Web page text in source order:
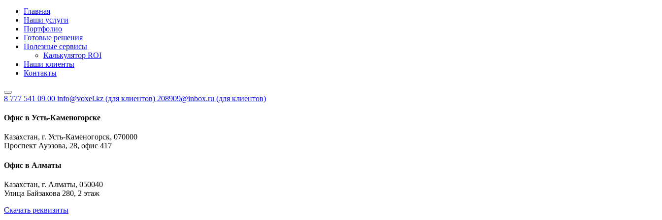
Главная
Наши услуги
Портфолио
Готовые решения
Полезные сервисы
Калькулятор ROI
Наши клиенты
Контакты
8 777 541 09 00 info@voxel.kz (для клиентов) 208909@inbox.ru (для клиентов)
Офис в Усть-Каменогорске
Казахстан, г. Усть-Каменогорск, 070000
Проспект Ауэзова, 28, офис 417
Офис в Алматы
Казахстан, г. Алматы, 050040
Улица Байзакова 280, 2 этаж
Скачать реквизиты